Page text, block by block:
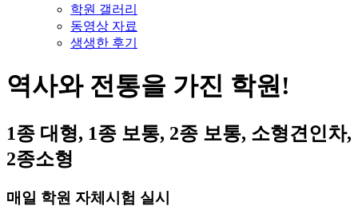
학원 갤러리
동영상 자료
생생한 후기
역사와 전통을 가진 학원!
1종 대형, 1종 보통, 2종 보통, 소형견인차,
2종소형
매일 학원 자체시험 실시